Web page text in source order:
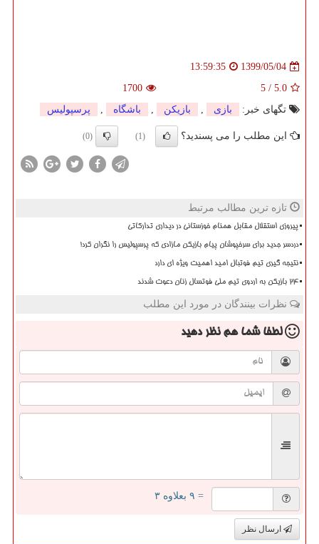
1399/05/04
13:59:35
5.0
/
5
1700
تگهای خبر:
بازی , بازیكن , باشگاه , پرسپولیس
این مطلب را می پسندید؟ (1)
(0)
تازه ترین مطالب مرتبط
پیروزی استقلال مقابل همنام خوزستانی در دیداری تدارکاتی
دردسر جدید برای سرخپوشان پیام بازیکن مازادی که پرسپولیس را نگران کرد!
نتیجه گیری تیم فوتبال امید اهمیت ویژه ای دارد
۲۴ بازیکن به اردوی تیم ملی فوتسال زنان دعوت شدند
نظرات بینندگان در مورد این مطلب
لطفا شما همنظر دهید
= ۹ بعلاوه ۳
ارسال نظر